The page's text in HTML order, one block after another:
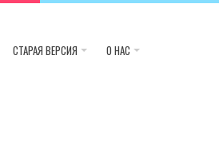
СТАРАЯ ВЕРСИЯ О НАС